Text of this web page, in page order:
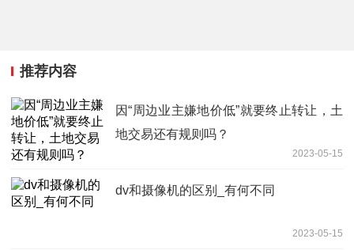
推荐内容
因“周边业主嫌地价低”就要终止转让，土
地交易还有规则吗？
2023-05-15
dv和摄像机的区别_有何不同
2023-05-15